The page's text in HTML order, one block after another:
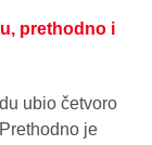
prethodno i
ubio četvoro
je